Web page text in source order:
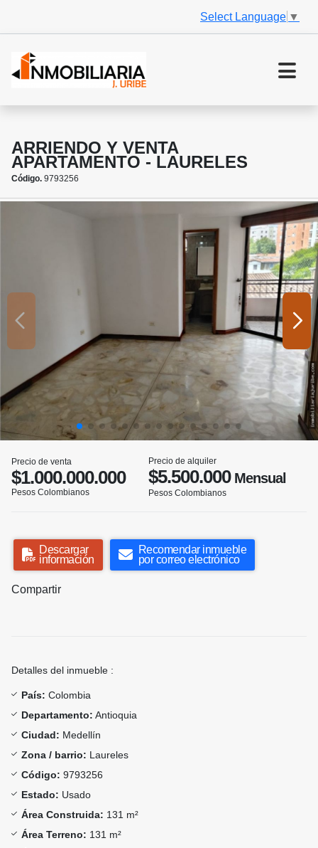
Select Language ▼
ARRIENDO Y VENTA
APARTAMENTO - LAURELES
Código. 9793256
Precio de venta
$1.000.000.000
Pesos Colombianos
Precio de alquiler
$5.500.000Mensual
Pesos Colombianos
Descargar
información
Recomendar inmueble
por correo electrónico
Compartir
Detalles del inmueble :
País: Colombia
Departamento: Antioquia
Ciudad: Medellín
Zona / barrio: Laureles
Código: 9793256
Estado: Usado
Área Construida: 131 m²
Área Terreno: 131 m²